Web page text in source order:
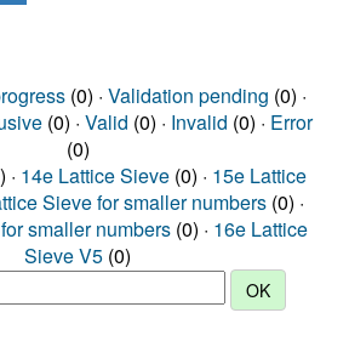
(0) · Validation pending (0) ·
(0) · Valid (0) · Invalid (0) · Error
(0)
14e Lattice Sieve (0) · 15e Lattice
Sieve for smaller numbers (0) ·
smaller numbers (0) · 16e Lattice
Sieve V5 (0)